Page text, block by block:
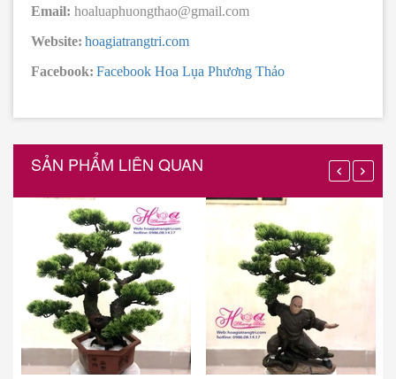
Email: hoaluaphuongthao@gmail.com
Website: hoagiatrangtri.com
Facebook: Facebook Hoa Lụa Phương Thảo
SẢN PHẨM LIÊN QUAN